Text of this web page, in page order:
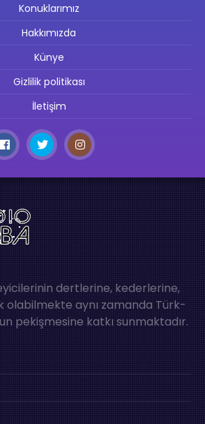
Konuklarımız
Hakkımızda
Künye
Gizlilik politikası
İletişim
dertlerine, kederlerine,
olabilmekte aynı zamanda Türk-
pekişmesine katkı sunmaktadır.